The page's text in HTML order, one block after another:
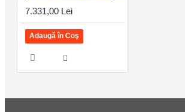
7.331,00 Lei
Adaugă în Coş